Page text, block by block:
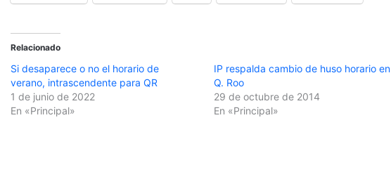
Relacionado
Si desaparece o no el horario de
verano, intrascendente para QR
1 de junio de 2022
En «Principal»
IP respalda cambio de huso horario en
Q. Roo
29 de octubre de 2014
En «Principal»